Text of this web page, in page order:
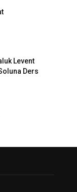
Levent
Ders